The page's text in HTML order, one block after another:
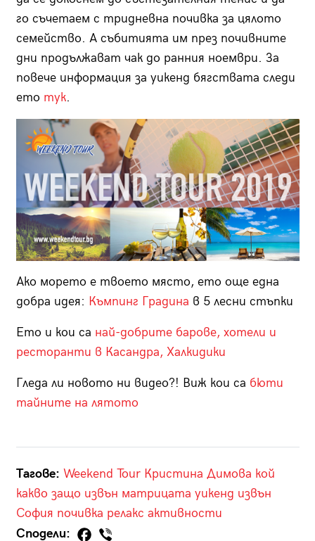
го съчетаем с тридневна почивка за цялото
семейство. А събитията им през почивните
дни продължават чак до ранния ноември. За
повече информация за уикенд бягствата следи
ето тук.
Ако морето е твоето място, ето още една
добра идея: Къмпинг Градина в 5 лесни стъпки
Ето и кои са най-добрите барове, хотели и
ресторанти в Касандра, Халкидики
Гледа ли новото ни видео?! Виж кои са бюти
тайните на лятото
Тагове: Weekend Tour Кристина Димова кой
какво защо извън матрицата уикенд извън
София почивка релакс активности
Сподели: